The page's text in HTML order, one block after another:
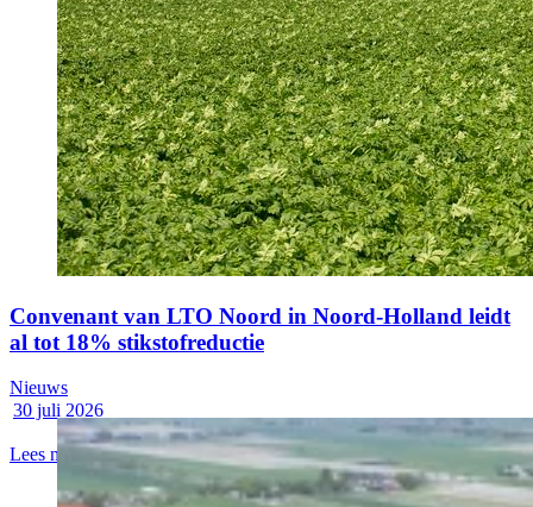
Convenant van LTO Noord in Noord-Holland leidt
al tot 18% stikstofreductie
30 juli 2026
Lees meer
Nieuws